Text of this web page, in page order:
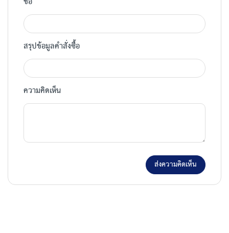
สรุปข้อมูลคำสั่งซื้อ
ความคิดเห็น
ส่งความคิดเห็น